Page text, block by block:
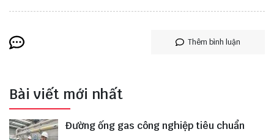
Thêm bình luận
Bài viết mới nhất
Đường ống gas công nghiệp tiêu chuẩn